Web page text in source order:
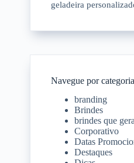
geladeira
Navegue por
branding
Brindes
brindes que
Corporativo
Datas
Destaques